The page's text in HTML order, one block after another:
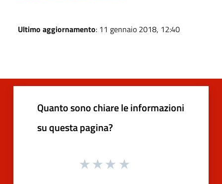
Ultimo aggiornamento: 11 gennaio 2018, 12:40
Quanto sono chiare le informazioni
su questa pagina?